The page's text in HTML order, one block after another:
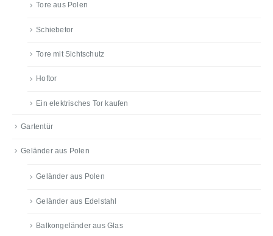
Tore aus Polen
Schiebetor
Tore mit Sichtschutz
Hoftor
Ein elektrisches Tor kaufen
Gartentür
Geländer aus Polen
Geländer aus Polen
Geländer aus Edelstahl
Balkongeländer aus Glas